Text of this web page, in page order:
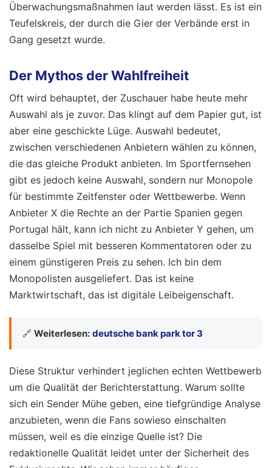
Überwachungsmaßnahmen laut werden lässt. Es ist ein
Teufelskreis, der durch die Gier der Verbände erst in
Gang gesetzt wurde.
Der Mythos der Wahlfreiheit
Oft wird behauptet, der Zuschauer habe heute mehr
Auswahl als je zuvor. Das klingt auf dem Papier gut, ist
aber eine geschickte Lüge. Auswahl bedeutet,
zwischen verschiedenen Anbietern wählen zu können,
die das gleiche Produkt anbieten. Im Sportfernsehen
gibt es jedoch keine Auswahl, sondern nur Monopole
für bestimmte Zeitfenster oder Wettbewerbe. Wenn
Anbieter X die Rechte an der Partie Spanien gegen
Portugal hält, kann ich nicht zu Anbieter Y gehen, um
dasselbe Spiel mit besseren Kommentatoren oder zu
einem günstigeren Preis zu sehen. Ich bin dem
Monopolisten ausgeliefert. Das ist keine
Marktwirtschaft, das ist digitale Leibeigenschaft.
🔗 Weiterlesen: deutsche bank park tor 3
Diese Struktur verhindert jeglichen echten Wettbewerb
um die Qualität der Berichterstattung. Warum sollte
sich ein Sender Mühe geben, eine tiefgründige Analyse
anzubieten, wenn die Fans sowieso einschalten
müssen, weil es die einzige Quelle ist? Die
redaktionelle Qualität leidet unter der Sicherheit des